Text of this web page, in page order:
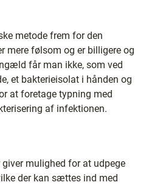
metode frem for den
mere følsom og er billigere og
får man ikke, som ved
et bakterieisolat i hånden og
at foretage typning med
af infektionen.
mulighed for at udpege
der kan sættes ind med